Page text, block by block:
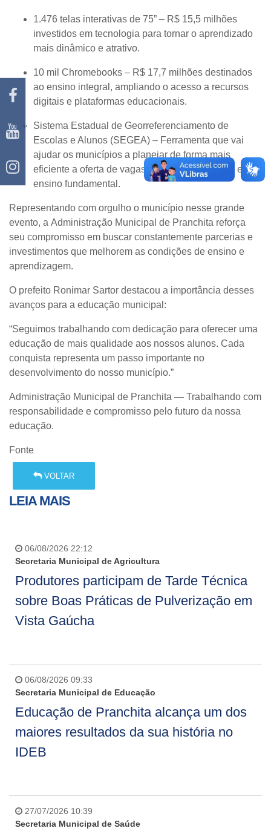
1.476 telas interativas de 75” – R$ 15,5 milhões
investidos em tecnologia para tornar o aprendizado
mais dinâmico e atrativo.
10 mil Chromebooks – R$ 17,7 milhões destinados
ao ensino integral, ampliando o acesso a recursos
digitais e plataformas educacionais.
Sistema Estadual de Georreferenciamento de
Escolas e Alunos (SEGEA) – Ferramenta que vai
ajudar os municípios a planejar de forma mais
eficiente a oferta de vagas na educação infantil e no
ensino fundamental.
Representando com orgulho o município nesse grande
evento, a Administração Municipal de Pranchita reforça
seu compromisso em buscar constantemente parcerias e
investimentos que melhorem as condições de ensino e
aprendizagem.
O prefeito Ronimar Sartor destacou a importância desses
avanços para a educação municipal:
“Seguimos trabalhando com dedicação para oferecer uma
educação de mais qualidade aos nossos alunos. Cada
conquista representa um passo importante no
desenvolvimento do nosso município.”
Administração Municipal de Pranchita — Trabalhando com
responsabilidade e compromisso pelo futuro da nossa
educação.
Fonte
VOLTAR
LEIA MAIS
06/08/2026 22:12
Secretaria Municipal de Agricultura
Produtores participam de Tarde Técnica
sobre Boas Práticas de Pulverização em
Vista Gaúcha
06/08/2026 09:33
Secretaria Municipal de Educação
Educação de Pranchita alcança um dos
maiores resultados da sua história no
IDEB
27/07/2026 10:39
Secretaria Municipal de Saúde